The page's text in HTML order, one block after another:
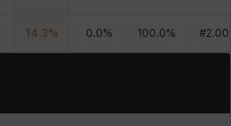
14.3% 0.0% 100.0% #2.00